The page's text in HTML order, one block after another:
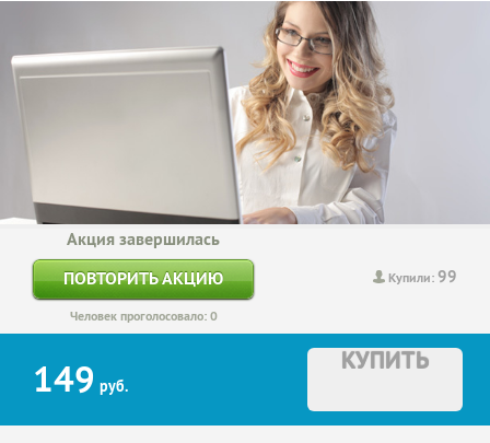
Купили:99
Акция завершилась
ПОВТОРИТЬ АКЦИЮ
Человек проголосовало: 0
149 руб.
КУПИТЬ